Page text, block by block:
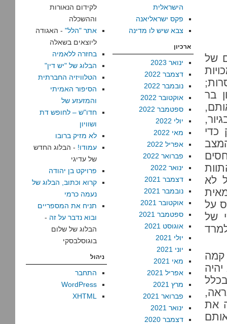
של
בר
כדי
יחסים
לא
על
של
קמה
את
הישראלית
פקס ישראליאנה
צבא שיש לו מדינה
ארכיון
ינואר 2023
דצמבר 2022
נובמבר 2022
אוקטובר 2022
ספטמבר 2022
יולי 2022
מאי 2022
אפריל 2022
פברואר 2022
ינואר 2022
דצמבר 2021
נובמבר 2021
אוקטובר 2021
ספטמבר 2021
אוגוסט 2021
יולי 2021
יוני 2021
מאי 2021
אפריל 2021
מרץ 2021
פברואר 2021
ינואר 2021
דצמבר 2020
לקידום הנאורות
וההשכלה
אתר "הלל" - האגודה
ליוצאים בשאלה
בחזרה ללאמיה
הבלוג של "יש דין"
הטלוויזיה החברתית
הסיפור האמיתי
והמזעזע של
חדו"ש – לחופש דת
ושוויון
לא מזיק ברובו
עמודו! - הבלוג החדש
של עדיגי
פרויקט בן יהודה
קרוא וכתוב, הבלוג של
נעמה כרמי
תניח את המספריים
ובוא נדבר על זה -
הבלוג של שלום
בוגוסלבסקי
ניהול
התחבר
WordPress
XHTML